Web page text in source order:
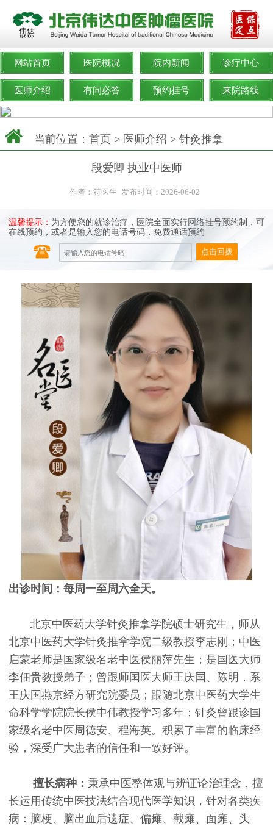
网站首页 医院概况 院内新闻 诊疗中心
医师介绍 有问必答 预约挂号 来院路线
当前位置： 首页 > 医师介绍 > 针灸推拿
段爱卿 执业中医师
作者：符医生 发布时间：2026-06-02
温馨提示： 为方便您的就诊治疗，医院全面实行网络挂号预约制，可
在线预约，或者是输入您的电话号码，免费通话预约
点击回拨
出诊时间：每周一至周六全天。
北京中医药大学针灸推拿学院硕士研究生，师从
北京中医药大学针灸推拿学院二级教授李志刚；中医
启蒙老师是国家级名老中医侯丽萍先生；是国医大师
李佃贵教授弟子；曾跟师国医大师王庆国、陈明，系
王庆国燕京经方研究院委员；跟随北京中医药大学生
命科学学院院长侯中伟教授学习多年；针灸曾跟诊国
家级名老中医周德安、程海英。积累了丰富的临床经
验，深受广大患者的信任和一致好评。
擅长病种： 秉承中医整体观与辨证论治理念，擅
长运用传统中医技法结合现代医学知识，针对各类疾
病：脑梗、脑出血后遗症、偏瘫、截瘫、面瘫、头